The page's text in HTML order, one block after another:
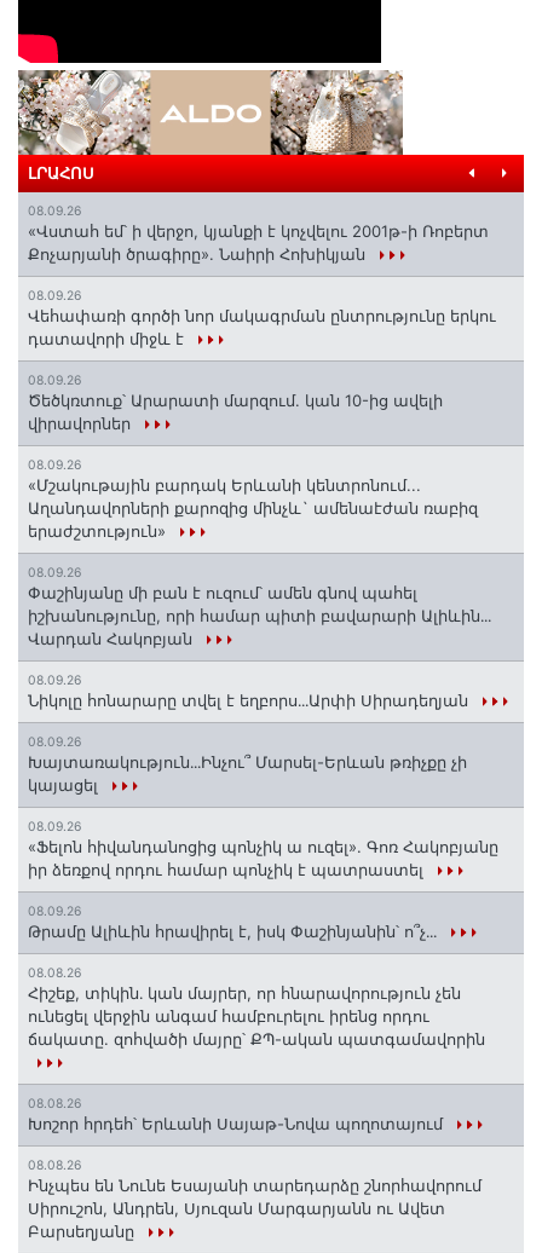
ԼՐԱՀՈՍ
08.09.26
«Վստահ եմ՝ ի վերջո, կյանքի է կոչվելու 2001թ-ի Ռոբերտ
Քոչարյանի ծրագիրը». Նաիրի Հոխիկյան
08.09.26
Վեհափառի գործի նոր մակագրման ընտրությունը երկու
դատավորի միջև է
08.09.26
Ծեծկռտուք՝ Արարատի մարզում. կան 10-ից ավելի
վիրավորներ
08.09.26
«Մշակութային բարդակ Երևանի կենտրոնում...
Աղանդավորների քարոզից մինչև` ամենաէժան ռաբիզ
երաժշտություն»
08.09.26
Փաշինյանը մի բան է ուզում՝ ամեն գնով պահել
իշխանությունը, որի համար պիտի բավարարի Ալիևին․․․
Վարդան Հակոբյան
08.09.26
Նիկոլը հոնարարը տվել է եղբորս․․․Արփի Սիրադեղյան
08.09.26
Խայտառակություն․․․Ինչու՞ Մարսել-Երևան թռիչքը չի
կայացել
08.09.26
«Ֆելոն հիվանդանոցից պոնչիկ ա ուզել». Գոռ Հակոբյանը
իր ձեռքով որդու համար պոնչիկ է պատրաստել
08.09.26
Թրամը Ալիևին հրավիրել է, իսկ Փաշինյանին՝ ո՞չ․․․
08.08.26
Հիշեք, տիկին․ կան մայրեր, որ հնարավորություն չեն
ունեցել վերջին անգամ համբուրելու իրենց որդու
ճակատը. զոհվածի մայրը՝ ՔՊ-ական պատգամավորին
08.08.26
Խոշոր հրդեհ՝ Երևանի Սայաթ-Նովա պողոտայում
08.08.26
Ինչպես են Նունե Եսայանի տարեդարձը շնորհավորում
Սիրուշոն, Անդրեն, Սյուզան Մարգարյանն ու Ավետ
Բարսեղյանը